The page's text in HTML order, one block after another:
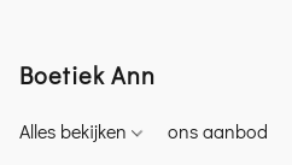
Boetiek Ann
Alles bekijken ons aanbod